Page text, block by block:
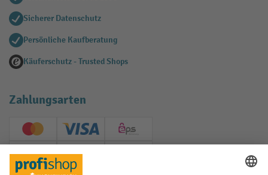
Sicherer Datenschutz
Persönliche Kaufberatung
Käuferschutz - Trusted Shops
Zahlungsarten
Creditcard (Master)Creditcard (Visa)
EPS
PayPal